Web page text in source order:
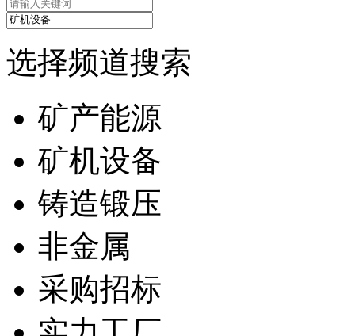
选择频道搜索
矿产能源
矿机设备
铸造锻压
非金属
采购招标